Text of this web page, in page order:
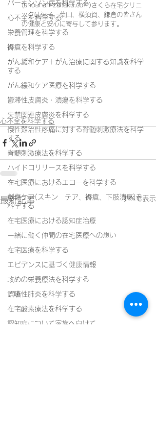
パーキンソン病を科学する
心不全を科学する
栄養管理を科学する
褥瘡を科学する
がん緩和ケア＋がん治療に関する知識を科学
する
がん緩和ケア医療を科学する
鬱滞性皮膚炎・潰瘍を科学する
失禁関連皮膚炎を科学する
慢性難治性疼痛に対する脊髄刺激療法を科学
する
脊髄刺激療法を科学する
ハイドロリリースを科学する
在宅医療におけるエコーを科学する
創傷ケア(スキン テア、褥瘡、下肢潰瘍)を
科学する
在宅医療における認知症治療
一緒に働く仲間の在宅医療への想い
在宅医療を科学する
エビデンスに基づく健康情報
攻めの栄養療法を科学する
誤嚥性肺炎を科学する
在宅酸素療法を科学する
認知症について家族へ向けて
(shounan-zaitaku.com)さくら在宅クリニ
ックは逗子、葉山、横須賀、鎌倉の皆さん
の健康と安心に寄与して参ります。
心不全を科学する
最新記事 すべて表示